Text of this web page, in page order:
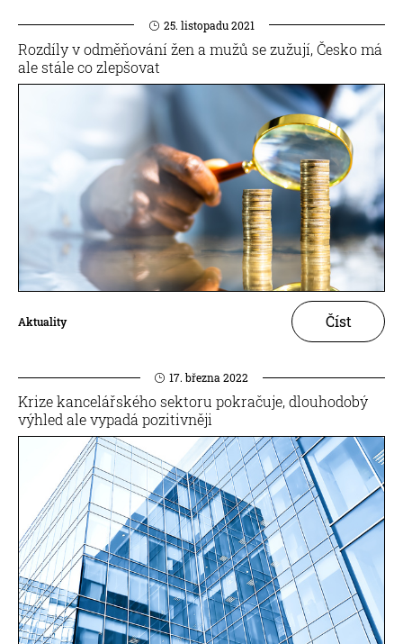
25. listopadu 2021
Rozdíly v odměňování žen a mužů se zužují, Česko má
ale stále co zlepšovat
Aktuality Číst
17. března 2022
Krize kancelářského sektoru pokračuje, dlouhodobý
výhled ale vypadá pozitivněji